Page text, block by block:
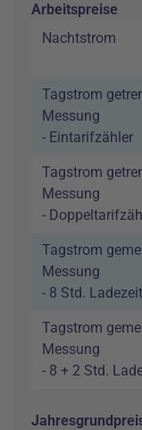
Arbeitspreise
Nachtstrom
Tagstrom
Messung
- Eintarifzähler
Tagstrom
Messung
-
Tagstrom
Messung
- 8 Std. Ladezeit
Tagstrom
Messung
- 8 + 2 Std.